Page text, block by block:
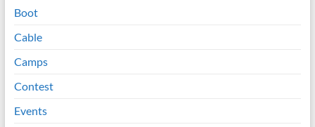
Boot
Cable
Camps
Contest
Events